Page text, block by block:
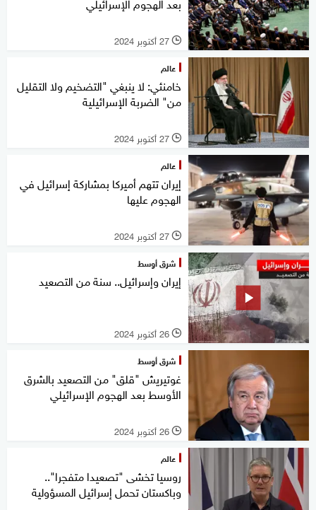
l 27 أكتوبر 2024
عالم
خامنئي: لا ينبغي "التضخيم ولا التقليل
من" الضربة الإسرائيلية
l 27 أكتوبر 2024
عالم
إيران تتهم أميركا بمشاركة إسرائيل في
الهجوم عليها
l 27 أكتوبر 2024
شرق أوسط
إيران وإسرائيل.. سنة من التصعيد
l 26 أكتوبر 2024
شرق أوسط
غوتيريش "قلق" من التصعيد بالشرق
الأوسط بعد الهجوم الإسرائيلي
l 26 أكتوبر 2024
عالم
روسيا تخشى "تصعيدا متفجرا"..
وباكستان تحمل إسرائيل المسؤولية